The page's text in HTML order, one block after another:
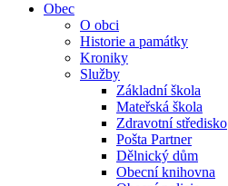
Obec
O obci
Historie a památky
Kroniky
Služby
Základní škola
Mateřská škola
Zdravotní středisko
Pošta Partner
Dělnický dům
Obecní knihovna